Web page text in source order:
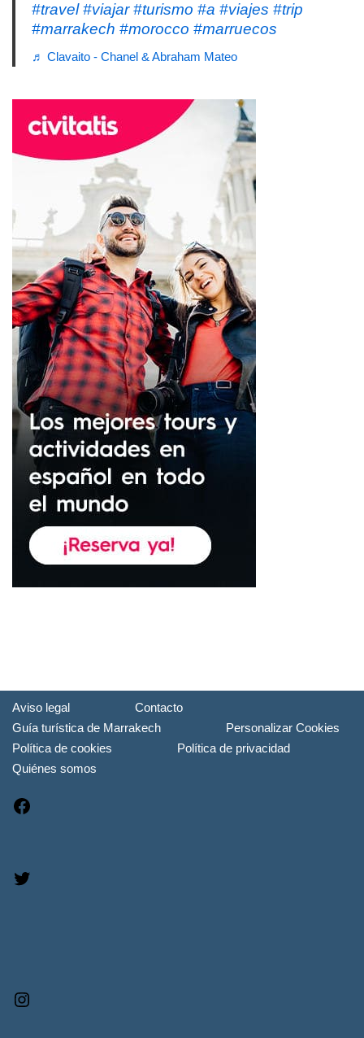
#travel #viajar #turismo #a #viajes #trip
#marrakech #morocco #marruecos
♬ Clavaito - Chanel & Abraham Mateo
Aviso legal
Contacto
Guía turística de Marrakech
Personalizar Cookies
Política de cookies
Política de privacidad
Quiénes somos